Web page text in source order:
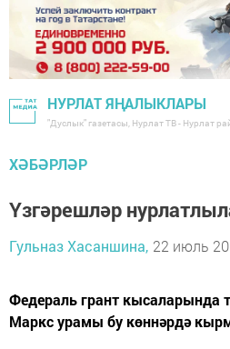
НУРЛАТ ЯҢАЛЫКЛАРЫ
"Дуслык" газетасы, Нурлат ТВ - Нурлат
ХӘБӘРЛӘР
Үзгәрешләр
Гульназ Хасаншина, 22 июль
Федераль грант кысаларында
Маркс урамы бу көннәрдә